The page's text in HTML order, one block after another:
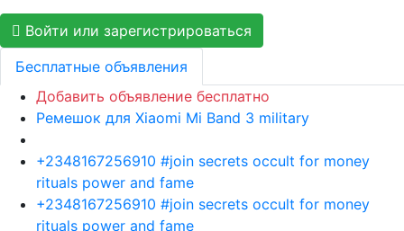
Войти или зарегистрироваться
Бесплатные объявления
Добавить объявление бесплатно
Ремешок для Xiaomi Mi Band 3 military
+2348167256910 #join secrets occult for money
rituals power and fame
+2348167256910 #join secrets occult for money
rituals power and fame